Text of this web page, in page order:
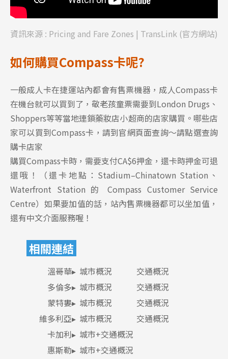
資訊來源 : Pricing and Fare Zones | TransLink (官方網站)
如何購買Compass卡呢?
一般成人卡在捷運站內都會有售票機器，成人Compass卡
在機台就可以買到了，敬老孩童票需要到London Drugs、
Shoppers等等當地連鎖藥妝店小超商的店家購買。哪些店
家可以買到Compass卡，請到官網頁面查詢～請點選查詢
購卡店家
購買Compass卡時，需要支付CA$6押金，還卡時押金可退
還哦！（還卡地點：Stadium–Chinatown Station、
Waterfront Station 的 Compass Customer Service
Centre）如果要加值的話，站內售票機器都可以坐加值，
還有中文介面服務喔！
相關連結
溫哥華▸ 城市概況
交通概況
多倫多▸ 城市概況
交通概況
蒙特婁▸ 城市概況
交通概況
維多利亞▸ 城市概況
交通概況
卡加利▸ 城市+交通概況
惠斯勒▸ 城市+交通概況